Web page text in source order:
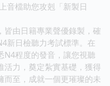
音檔助您攻剋「新製日
由日籍專業聲優錄製，確
新日檢聽力考試標準。在
N4程度的發音，讓您視聽
活力，奠定紮實基礎，獲得
而至，成就一個更璀璨的未